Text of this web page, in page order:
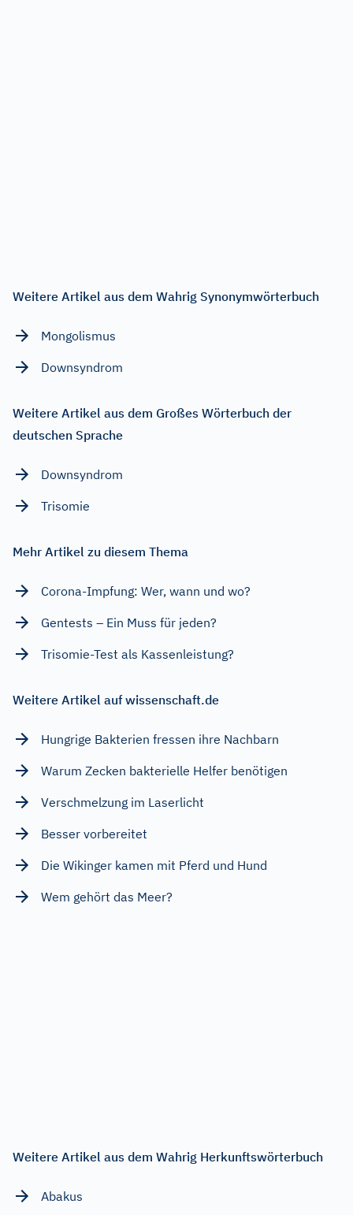
Weitere Artikel aus dem Wahrig Synonymwörterbuch
Mongolismus
Downsyndrom
Weitere Artikel aus dem Großes Wörterbuch der
deutschen Sprache
Downsyndrom
Trisomie
Mehr Artikel zu diesem Thema
Corona-Impfung: Wer, wann und wo?
Gentests – Ein Muss für jeden?
Trisomie-Test als Kassenleistung?
Weitere Artikel auf wissenschaft.de
Hungrige Bakterien fressen ihre Nachbarn
Warum Zecken bakterielle Helfer benötigen
Verschmelzung im Laserlicht
Besser vorbereitet
Die Wikinger kamen mit Pferd und Hund
Wem gehört das Meer?
Weitere Artikel aus dem Wahrig Herkunftswörterbuch
Abakus